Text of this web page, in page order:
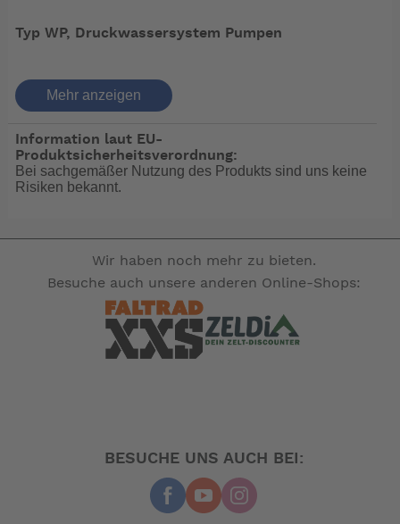
Typ WP, Druckwassersystem Pumpen
Geringe Arbeitslautstärke und runder Lauf
Flüssigkeitstransport, Spülanlagen usw. konzipiert.
Type WP ist geräuscharm, hat einen geringen
Energieverbrauch und kann ohne Gefahr der
eingebauten Druckschalter, darüber hinaus ist sie
selbstansaugend. Diese Pumpe wird mit zwei geraden,
sowie einem gewinkeltem Anschluss (13mm) geliefert,
sowie mit einem inneren Wasserfilter.
Mehr anzeigen
Information laut EU-
Produktsicherheitsverordnung:
Bei sachgemäßer Nutzung des Produkts sind uns keine
Risiken bekannt.
Wir haben noch mehr zu bieten.
Besuche auch unsere anderen Online-Shops:
BESUCHE UNS AUCH BEI: